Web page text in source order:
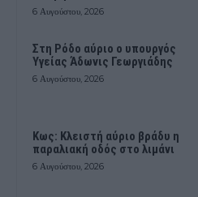
6 Αυγούστου, 2026
Στη Ρόδο αύριο ο υπουργός
Υγείας Άδωνις Γεωργιάδης
6 Αυγούστου, 2026
Κως: Κλειστή αύριο βράδυ η
παραλιακή οδός στο λιμάνι
6 Αυγούστου, 2026